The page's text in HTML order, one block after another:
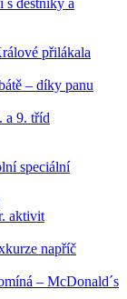
s deštníky a
přilákala
– díky panu
a 9. tříd
speciální
aktivit
napříč
– McDonald´s